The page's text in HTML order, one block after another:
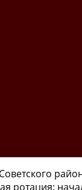
ротация: